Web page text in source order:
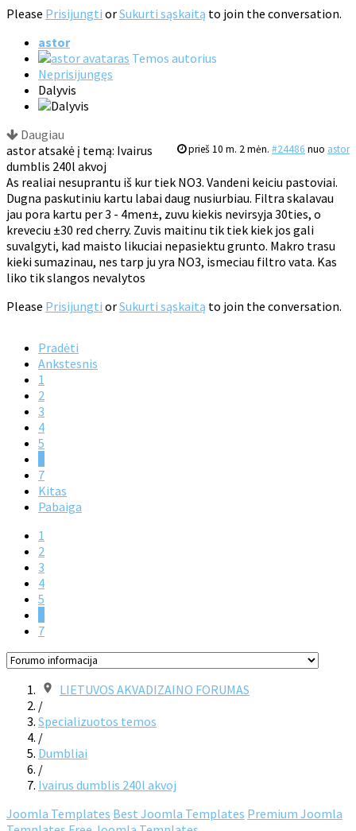
Please Prisijungti orSukurti sąskaitą to join the conversation.
astor
Temos autorius
Neprisijungęs
Dalyvis
Daugiau
prieš 10 m. 2 mėn. #24486 nuo astor
astor atsakė į temą: Ivairus
dumblis 240l akvoj
As realiai nesuprantu iš kur tiek NO3. Vandeni keiciu pastoviai.
Dugna paskutiniu kartu labai daug nusiurbiau. Filtra skalavau
jau pora kartu per 3 - 4men±, zuvu kiekis nevirsyja 30ties, o
kreveciu ±30 red cherry. Zuvis maitinu tik tiek kiek jos gali
suvalgyti, kad maisto likuciai nepasiektu grunto. Makro trasu
kieki sumazinau, nes tarp ju yra NO3, ismeciau filtro vata. Kas
liko tik slangos nevalytos
Please Prisijungti orSukurti sąskaitą to join the conversation.
Pradėti
Ankstesnis
1
2
3
4
5
7
Kitas
Pabaiga
1
2
3
4
5
7
LIETUVOS AKVADIZAINO FORUMAS
/
Specializuotos temos
/
Dumbliai
/
Ivairus dumblis 240l akvoj
Joomla Templates Best Joomla Templates Premium Joomla